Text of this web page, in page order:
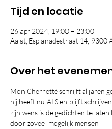
Tijd en locatie
26 apr 2024, 19:00 – 23:00
Aalst, Esplanadestraat 14, 9300
Over het
Mon Cherretté schrijft al jaren
hij heeft nu ALS en blijft schrijven
zijn wens is de gedichten te laten
door zoveel mogelijk mensen